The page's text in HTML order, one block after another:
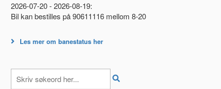
2026-07-20 - 2026-08-19:
Bil kan bestilles på 90611116 mellom 8-20
Les mer om banestatus her